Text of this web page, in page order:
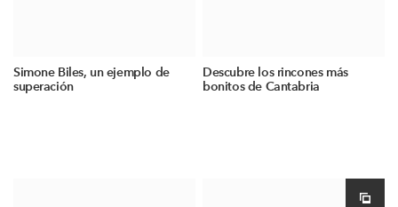
Simone Biles, un ejemplo de
superación
Descubre los rincones más
bonitos de Cantabria